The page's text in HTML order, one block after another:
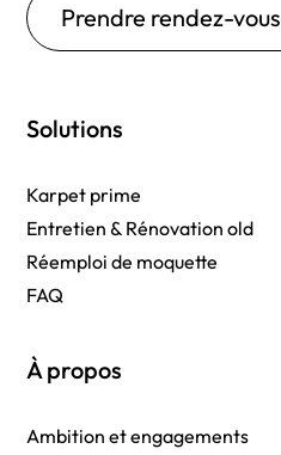
Prendre rendez-vous
Solutions
Karpet prime
Entretien & Rénovation old
Réemploi de moquette
FAQ
À propos
Ambition et engagements